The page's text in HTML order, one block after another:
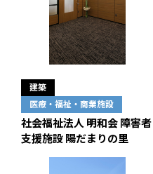
建築
医療・福祉・商業施設
社会福祉法人 明和会 障害者
支援施設 陽だまりの里